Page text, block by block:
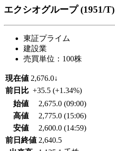
エクシオグループ (1951/T)
東証プライム
建設業
売買単位：100株
現在値 2,676.0↓
前日比 +35.5 (+1.34%)
始値
2,675.0 (09:00)
高値
2,775.0 (15:06)
安値
2,600.0 (14:59)
前日終値 2,640.5